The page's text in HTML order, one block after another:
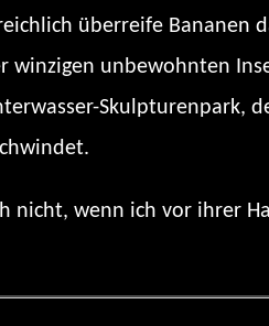
überreife Bananen
winzigen unbewohnten
Skulpturenpark,
nicht, wenn ich vor ihrer